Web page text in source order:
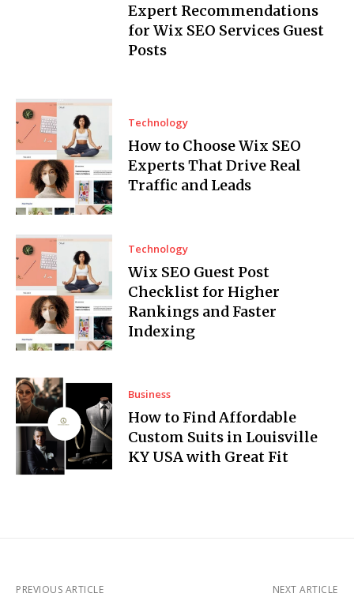
Expert Recommendations
for Wix SEO Services Guest
Posts
Technology
How to Choose Wix SEO
Experts That Drive Real
Traffic and Leads
Technology
Wix SEO Guest Post
Checklist for Higher
Rankings and Faster
Indexing
Business
How to Find Affordable
Custom Suits in Louisville
KY USA with Great Fit
PREVIOUS ARTICLE NEXT ARTICLE